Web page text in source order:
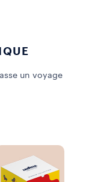
un voyage